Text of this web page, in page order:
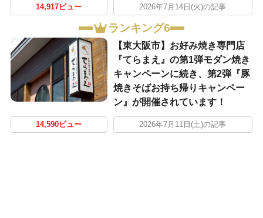
14,917ビュー 2026年7月14日(火)の記事
ランキング6
【東大阪市】お好み焼き専門店
『てらまえ』の第1弾モダン焼き
キャンペーンに続き、第2弾『豚
焼きそばお持ち帰りキャンペー
ン』が開催されています！
14,590ビュー 2026年7月11日(土)の記事